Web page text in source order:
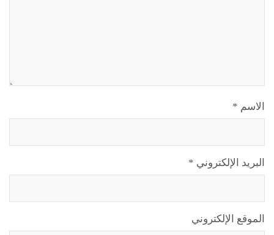
الاسم *
البريد الإلكتروني *
الموقع الإلكتروني